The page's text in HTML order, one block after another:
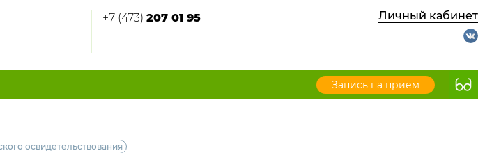
+7 (473) 207 01 95 Личный кабинет
Запись на прием
освидетельствования